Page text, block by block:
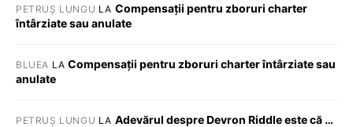
PETRUȘ LUNGU LA Compensații pentru zboruri charter
întârziate sau anulate
BLUEA LACompensații pentru zboruri charter întârziate sau
anulate
PETRUȘ LUNGU LA Adevărul despre Devron Riddle este că …